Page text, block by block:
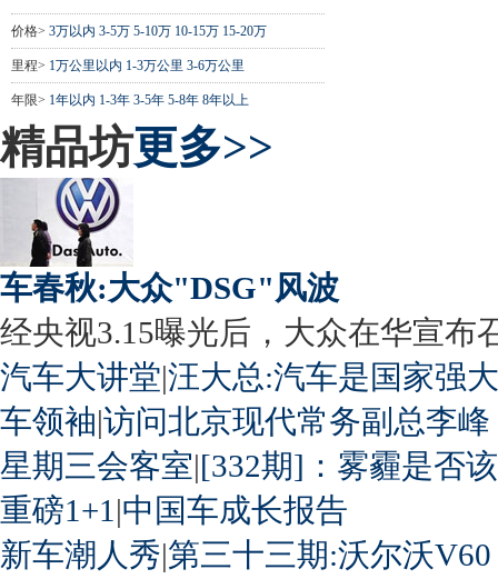
价格> 3万以内 3-5万 5-10万 10-15万 15-20万
里程> 1万公里以内 1-3万公里 3-6万公里
年限> 1年以内 1-3年 3-5年 5-8年 8年以上
精品坊更多>>
车春秋:大众"DSG"风波
经央视3.15曝光后，大众在华宣布
汽车大讲堂|汪大总:汽车是国家强
车领袖|访问北京现代常务副总李峰
星期三会客室|[332期]：雾霾是否
重磅1+1 |中国车成长报告
新车潮人秀|第三十三期:沃尔沃